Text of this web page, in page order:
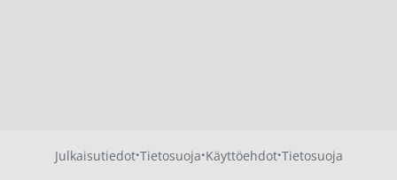
Julkaisutiedot·Tietosuoja·Käyttöehdot·Tietosuoja